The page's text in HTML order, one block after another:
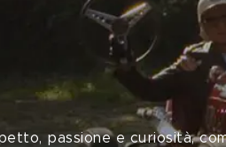
passione e curiosità,